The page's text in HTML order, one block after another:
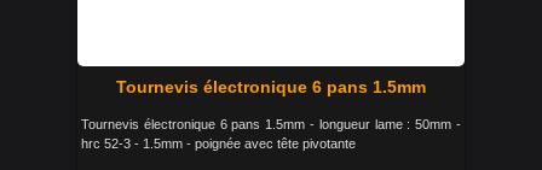
Tournevis électronique 6 pans 1.5mm
Tournevis électronique 6 pans 1.5mm - longueur lame : 50mm -
hrc 52-3 - 1.5mm - poignée avec tête pivotante